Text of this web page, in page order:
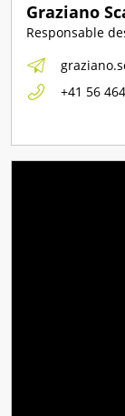
Graziano
Responsable
+41 56